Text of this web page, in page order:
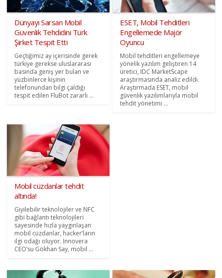
Dünyayı Sarsan Mobil
Güvenlik Tehdidini Türk
Şirket Tespit Etti
Geçtiğimiz ay içerisinde gerek
türkiye gerekse uluslararası
basında geniş yer bulan ve
yüzbinlerce kişinin
telefonundan bilgi çaldığı
tespit edilen FluBot zararlı ...
ESET, Mobil Tehditleri
Engellemede Majör
Oyuncu
Mobil tehditleri engellemeye
yönelik yazılım geliştiren 14
üretici, IDC MarketScape
araştırmasında analiz edildi.
Araştırmada ESET, mobil
güvenlik yazılımlarıyla mobil
tehdit yönetimi ...
Mobil cüzdanlar tehdit
altında!
Giyilebilir teknolojiler ve NFC
gibi bağlantı teknolojileri
sayesinde hızla yaygınlaşan
mobil cüzdanlar, hacker’ların
ilgi odağı oluyor. Innovera
CEO’su Gökhan Say, mobil ...